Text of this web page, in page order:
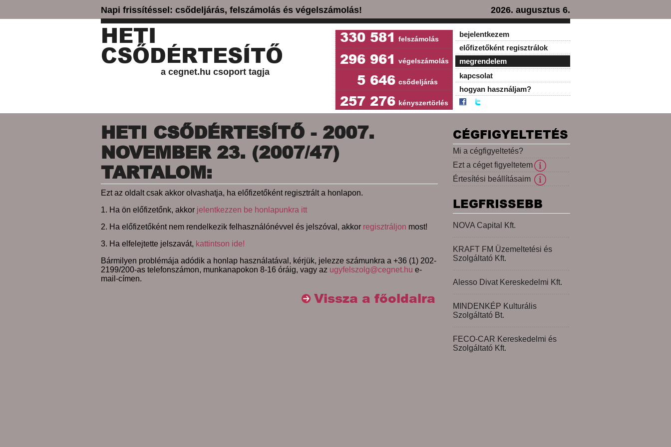
Napi frissítéssel: csődeljárás, felszámolás és végelszámolás! 2026. augusztus 6.
HETI
CSŐDÉRTESÍTŐ
a cegnet.hu csoport tagja
330 581 felszámolás
296 961 végelszámolás
5 646 csődeljárás
257 276 kényszertörlés
bejelentkezem
előfizetőként regisztrálok
megrendelem
kapcsolat
hogyan használjam?
HETI CSŐDÉRTESÍTŐ - 2007.
NOVEMBER 23. (2007/47)
TARTALOM:
Ezt az oldalt csak akkor olvashatja, ha előfizetőként regisztrált a honlapon.
1. Ha ön előfizetőnk, akkor jelentkezzen be honlapunkra itt
2. Ha előfizetőként nem rendelkezik felhasználónévvel és jelszóval, akkor regisztráljon most!
3. Ha elfelejtette jelszavát, kattintson ide!
Bármilyen problémája adódik a honlap használatával, kérjük, jelezze számunkra a +36 (1) 202-
2199/200-as telefonszámon, munkanapokon 8-16 óráig, vagy az ugyfelszolg@cegnet.hu e-
mail-címen.
Vissza a főoldalra
CÉGFIGYELTETÉS
Mi a cégfigyeltetés?
Ezt a céget figyeltetem
Értesítési beállításaim
LEGFRISSEBB
NOVA Capital Kft.
KRAFT FM Üzemeltetési és
Szolgáltató Kft.
Alesso Divat Kereskedelmi Kft.
MINDENKÉP Kulturális
Szolgáltató Bt.
FECO-CAR Kereskedelmi és
Szolgáltató Kft.